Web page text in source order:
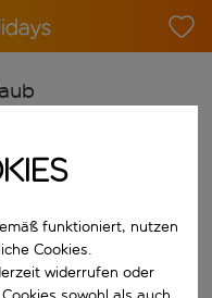
funktioniert, nutzen
Cookies.
widerrufen oder